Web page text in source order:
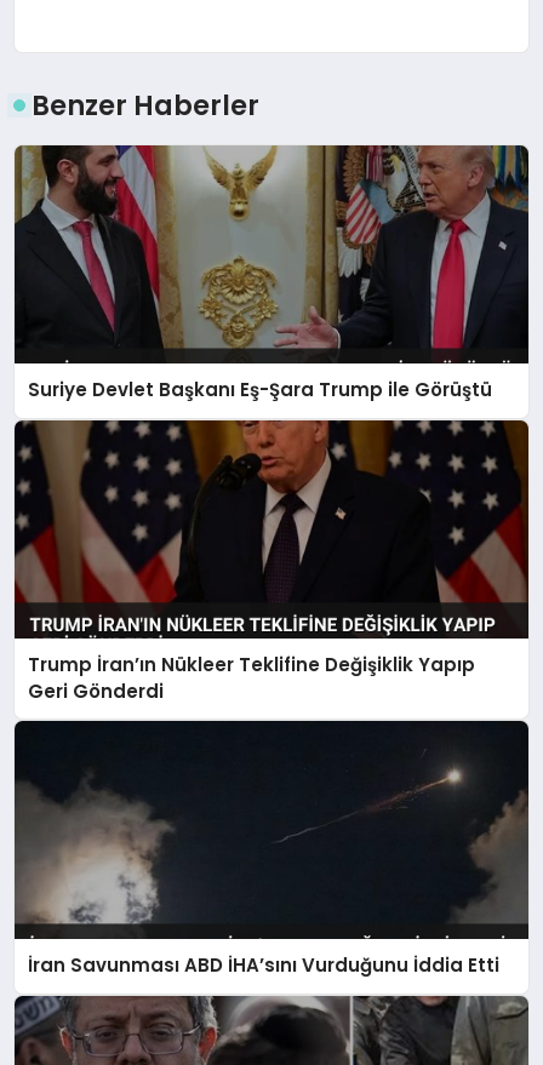
Benzer Haberler
Suriye Devlet Başkanı Eş-Şara Trump ile Görüştü
Trump İran’ın Nükleer Teklifine Değişiklik Yapıp
Geri Gönderdi
İran Savunması ABD İHA’sını Vurduğunu İddia Etti